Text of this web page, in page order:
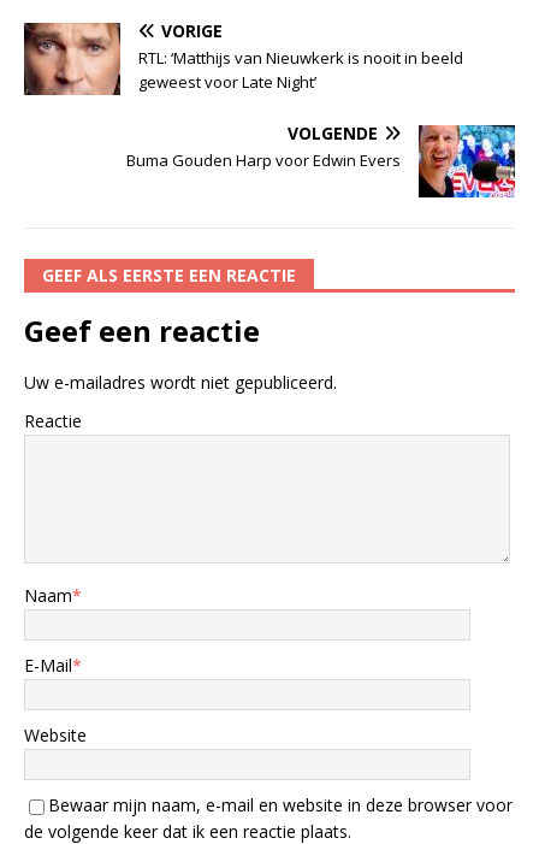
VORIGE
RTL: ‘Matthijs van Nieuwkerk is nooit in beeld
geweest voor Late Night’
VOLGENDE
Buma Gouden Harp voor Edwin Evers
GEEF ALS EERSTE EEN REACTIE
Geef een reactie
Uw e-mailadres wordt niet gepubliceerd.
Reactie
Naam*
E-Mail*
Website
Bewaar mijn naam, e-mail en website in deze browser voor
de volgende keer dat ik een reactie plaats.